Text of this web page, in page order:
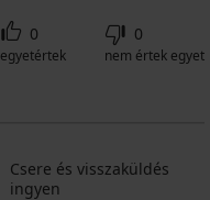
0
egyetértek
0
nem értek egyet
Csere és visszaküldés
ingyen